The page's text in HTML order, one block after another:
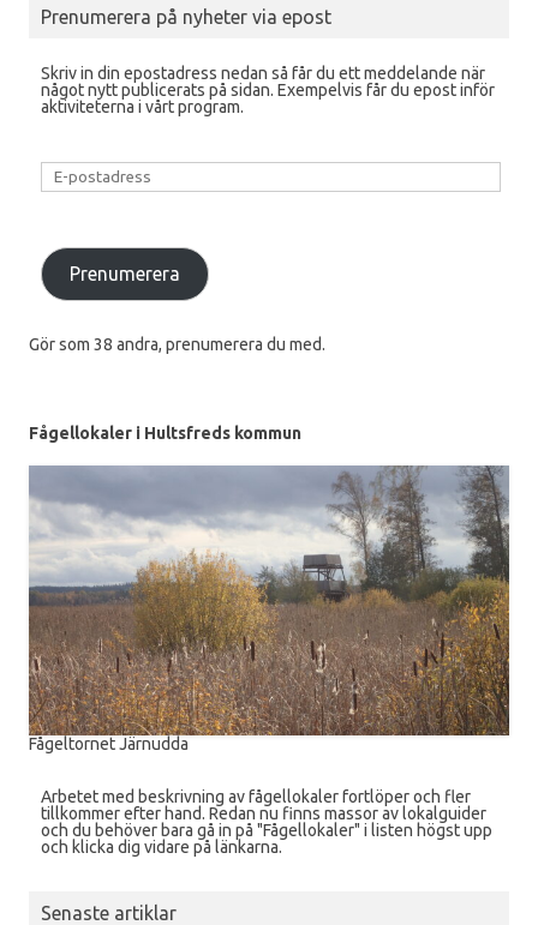
Prenumerera på nyheter via epost
Skriv in din epostadress nedan så får du ett meddelande när
något nytt publicerats på sidan. Exempelvis får du epost inför
aktiviteterna i vårt program.
E-
postadress
Prenumerera
Gör som 38 andra, prenumerera du med.
Fågellokaler i Hultsfreds kommun
Fågeltornet Järnudda
Arbetet med beskrivning av fågellokaler fortlöper och fler
tillkommer efter hand. Redan nu finns massor av lokalguider
och du behöver bara gå in på "Fågellokaler" i listen högst upp
och klicka dig vidare på länkarna.
Senaste artiklar